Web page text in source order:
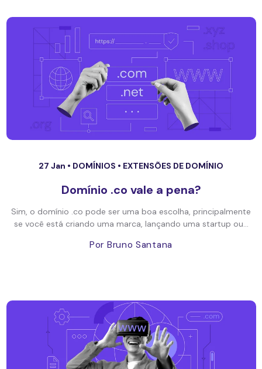
27 Jan • DOMÍNIOS • EXTENSÕES DE DOMÍNIO
Domínio .co vale a pena?
Sim, o domínio .co pode ser uma boa escolha, principalmente
se você está criando uma marca, lançando uma startup ou...
Por Bruno Santana